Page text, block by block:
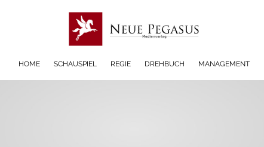
HOME SCHAUSPIEL REGIE DREHBUCH MANAGEMENT